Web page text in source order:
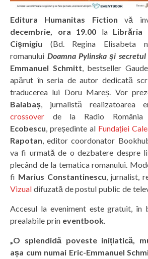
Editura Humanitas Fiction vă
decembrie, ora 19.00 la Librăria
Cișmigiu (Bd. Regina Elisabeta
romanului Doamna Pylinska și
Emmanuel Schmitt, bestseller
apărut în seria de autor dedicată
traducerea lui Doru Mareș. Vor
Balabaș, jurnalistă realizatoarea
crossover de la Radio România
Ecobescu, președinte al Fundației
Rapotan, editor coordonator
va fi urmată de o dezbatere despre
plecând de la tematica romanului.
fi Marius Constantinescu, jurnalist,
Vizual difuzată de postul public de
Accesul la eveniment este gratuit, în
prealabile prineventbook.
„O splendidă poveste inițiatică,
așa cum numai Eric-Emmanuel